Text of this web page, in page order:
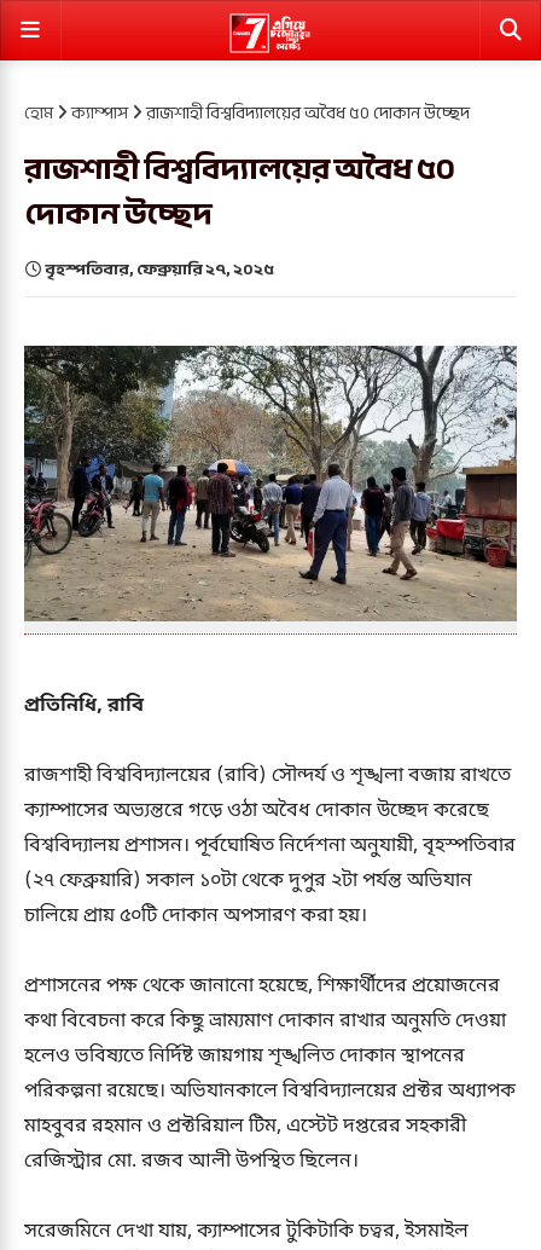
হোম ক্যাম্পাস রাজশাহী বিশ্ববিদ্যালয়ের অবৈধ ৫০ দোকান উচ্ছেদ
রাজশাহী বিশ্ববিদ্যালয়ের অবৈধ ৫০
দোকান উচ্ছেদ
বৃহস্পতিবার, ফেব্রুয়ারি ২৭, ২০২৫
প্রতিনিধি, রাবি
রাজশাহী বিশ্ববিদ্যালয়ের (রাবি) সৌন্দর্য ও শৃঙ্খলা বজায় রাখতে
ক্যাম্পাসের অভ্যন্তরে গড়ে ওঠা অবৈধ দোকান উচ্ছেদ করেছে
বিশ্ববিদ্যালয় প্রশাসন। পূর্বঘোষিত নির্দেশনা অনুযায়ী, বৃহস্পতিবার
(২৭ ফেব্রুয়ারি) সকাল ১০টা থেকে দুপুর ২টা পর্যন্ত অভিযান
চালিয়ে প্রায় ৫০টি দোকান অপসারণ করা হয়।
প্রশাসনের পক্ষ থেকে জানানো হয়েছে, শিক্ষার্থীদের প্রয়োজনের
কথা বিবেচনা করে কিছু ভ্রাম্যমাণ দোকান রাখার অনুমতি দেওয়া
হলেও ভবিষ্যতে নির্দিষ্ট জায়গায় শৃঙ্খলিত দোকান স্থাপনের
পরিকল্পনা রয়েছে। অভিযানকালে বিশ্ববিদ্যালয়ের প্রক্টর অধ্যাপক
মাহবুবর রহমান ও প্রক্টরিয়াল টিম, এস্টেট দপ্তরের সহকারী
রেজিস্ট্রার মো. রজব আলী উপস্থিত ছিলেন।
সরেজমিনে দেখা যায়, ক্যাম্পাসের টুকিটাকি চত্বর, ইসমাইল